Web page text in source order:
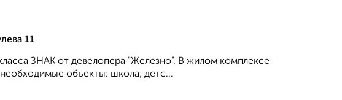
11
ЗНАК от девелопера "Железно". В жилом комплексе
объекты: школа, детс...